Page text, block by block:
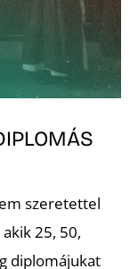
szeretettel
25, 50,
diplomájukat